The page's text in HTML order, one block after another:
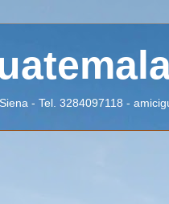
- Tel. 3284097118 -